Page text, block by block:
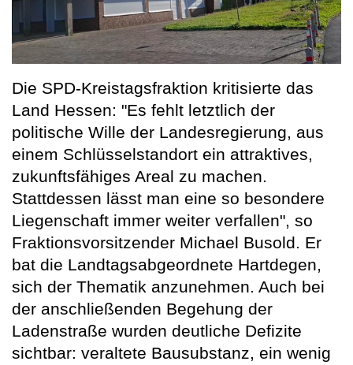
Die SPD-Kreistagsfraktion kritisierte das
Land Hessen: "Es fehlt letztlich der
politische Wille der Landesregierung, aus
einem Schlüsselstandort ein attraktives,
zukunftsfähiges Areal zu machen.
Stattdessen lässt man eine so besondere
Liegenschaft immer weiter verfallen", so
Fraktionsvorsitzender Michael Busold. Er
bat die Landtagsabgeordnete Hartdegen,
sich der Thematik anzunehmen. Auch bei
der anschließenden Begehung der
Ladenstraße wurden deutliche Defizite
sichtbar: veraltete Bausubstanz, ein wenig